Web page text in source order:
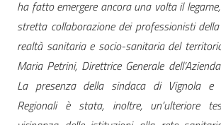
ha fatto emergere ancora una volta il
stretta collaborazione dei professionisti
realtà sanitaria e socio-sanitaria del
Maria Petrini, Direttrice Generale
La presenza della sindaca di Vignola e
Regionali è stata, inoltre, un’ulteriore